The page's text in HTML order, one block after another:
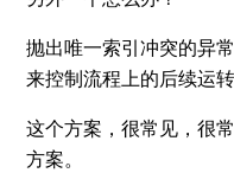
抛出唯一索引冲突的异
来控制流程上的后续运转
这个方案，很常见，很
方案。